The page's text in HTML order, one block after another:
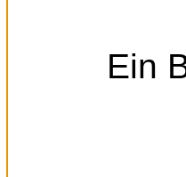
Ein